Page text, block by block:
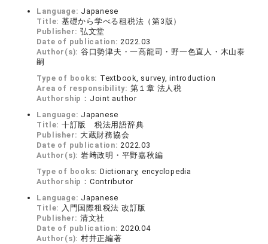
Language: Japanese
Title: 基礎から学べる租税法（第3版）
Publisher: 弘文堂
Date of publication:2022.03
Author(s): 谷口勢津夫・一高龍司・野一色直人・木山泰
嗣
Type of books: Textbook, survey, introduction
Area of responsibility: 第１章 法人税
Authorship： Joint author
Language: Japanese
Title: 十訂版 税法用語辞典
Publisher: 大蔵財務協会
Date of publication:2022.03
Author(s): 岩﨑政明・平野嘉秋編
Type of books: Dictionary, encyclopedia
Authorship： Contributor
Language: Japanese
Title: 入門国際租税法 改訂版
Publisher: 清文社
Date of publication:2020.04
Author(s): 村井正編著